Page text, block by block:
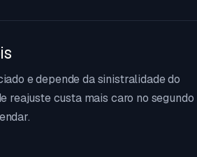
e depende da sinistralidade do
reajuste custa mais caro no segundo